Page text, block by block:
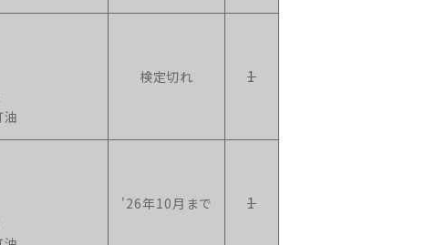
油
検定切れ 1
'26年10月まで 1